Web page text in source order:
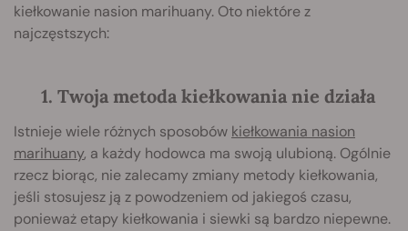
kiełkowanie nasion marihuany. Oto niektóre z
najczęstszych:
1. Twoja metoda kiełkowania nie działa
Istnieje wiele różnych sposobów kiełkowania nasion
marihuany, a każdy hodowca ma swoją ulubioną. Ogólnie
rzecz biorąc, nie zalecamy zmiany metody kiełkowania,
jeśli stosujesz ją z powodzeniem od jakiegoś czasu,
ponieważ etapy kiełkowania i siewki są bardzo niepewne.